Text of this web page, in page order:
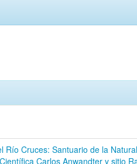
Río Cruces: Santuario de la
Carlos Anwandter y sitio